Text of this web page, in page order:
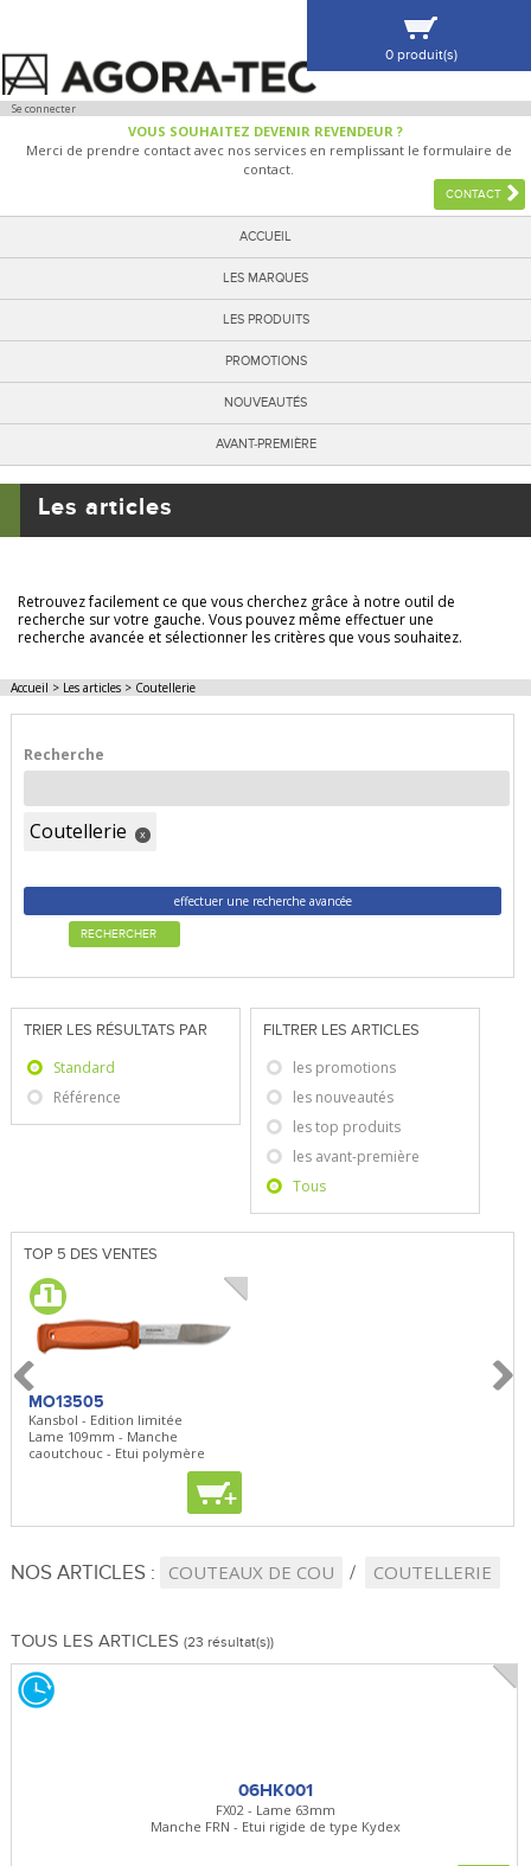
Se connecter
VOUS SOUHAITEZ DEVENIR REVENDEUR ?
Merci de prendre contact avec nos services en remplissant le formulaire de
contact.
CONTACT
ACCUEIL
LES MARQUES
LES PRODUITS
PROMOTIONS
NOUVEAUTÉS
AVANT-PREMIÈRE
0 produit(s)
VOIR MA SÉLECTION
Les articles
Retrouvez facilement ce que vous cherchez grâce à notre outil de
recherche sur votre gauche. Vous pouvez même effectuer une
recherche avancée et sélectionner les critères que vous souhaitez.
Accueil > Les articles> Coutellerie
Recherche
Coutellerie x
effectuer une recherche avancée
RECHERCHER
TRIER LES RÉSULTATS PAR
Standard
Référence
FILTRER LES ARTICLES
les promotions
les nouveautés
les top produits
les avant-première
Tous
TOP 5 DES VENTES
MO13505
Kansbol - Edition limitée
Lame 109mm - Manche
caoutchouc - Etui polymère
+
NOS ARTICLES : COUTEAUX DE COU COUTELLERIE
TOUS LES ARTICLES (23 résultat(s))
06HK001
FX02 - Lame 63mm
Manche FRN - Etui rigide de type Kydex